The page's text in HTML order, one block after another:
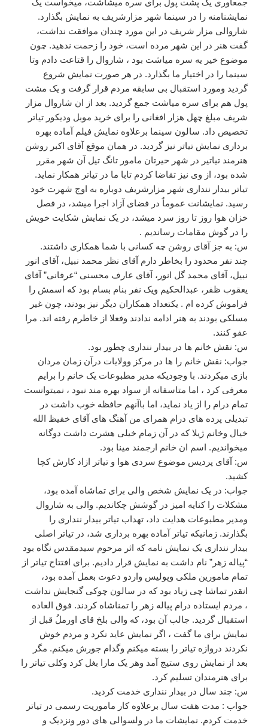
جمعآوری یک پشت پول برای سره میشاشت، میخواست یک
نمایشنامنه را در سینما شهر مزارشریف به نمایش بگذارد.
شاروالی مزار شریف در این مورد چندان موافقت نداشت،
گفت هنر در این شهر مرده است، خود را زحمت ندهید. چون
موضوع خیر یه سره میاشت بود ، شاروال را قتاعت دادم وتا
سینما را در اختیار ما بگذارد. در هر صورت نمایش شروع
گردید ومورد استقبال بی سابقه مردم قرار گرفت و یک مشت
پول هم برای سره میاشت جمع گردید. بعد از ان شاروال مزار
شریف مبلغ چهل هزار افغانی را برای خرید موبل ودیکور تیاتر
تخصیص داد. سالون سینما برعلاوه نمایش فیلم آماده بهره
برداری نمایش تیاتر نیز گردید. در همان موقع آقای اکبر روشن
هنرمند تیاتیر در شهر حیرتان مامور تانگ تیل آن شهر مقرر
شده بود، از وی نیز تقاضا کردم تابا ما در تیاتر همکار نماید.
تیاتر بیدار ننداری شهر مزارشریف دوباره به اوج شهرت خود
رسید. نمایشانت عموماٌ در فضای آزاد اجرا میشد، در فصل
خزان هوا روز تا روز سرد میشد، در یک نمایش شکایت خویش
را در گوش مقامات رساندیم .
س: به جز آقای روشن چه کسانی با شما همکاری داشتند.
چند نفر محدود را بخاطر دارم آقای نظر محمد نبیل، آقای انور
نبیل، آقای محمد گل انور، آقای عارف محسنی “عرفانی” آقای
یعقوب ظفر، عبدالحکیم ویک نفر بنام بسام بود که اسمش را
فراموش کرده ام . یکتعداد همکاران دیگر نیز بودند، چون غیر
مسلکی بودند به هنر ادامه ندادند وفعلا از خاطرم رفته اند. مرا
عفو کنند.
س: نقش خانم ها در بیدار ننداری چطور بود.
جواب: نقش خانم را ها در مرکز وولایات درآن زمان مردان
بازی میکردند. با وجودیکه مدیر مطبوعات یک خانم را برایم
معرفی کرد ، اما متاسفانه از سواد بهره مند نبود ، نمیتوانست
تمام درام را از یاد نماید، اما باآنهم حافظه خوب داشت در
تبدیلی پرده های درام همرای من آهنگ های آقای خفیظ الله
خیال وخانم ژیلا که در آن زمام خیلی هشرت داشت دوگانه
میخواندیم. اسم ان خانم ارجمند مینا بود.
س: آقای پردیس موضوع سردی هوا و تیاتر ازاد کارش کچا
کشید.
جواب: در یک نمایش شخص والی برای تماشاه آمده بود،
مشکلات را کنایه امیز در گوشش چکاندیم. والی به شاروال
ومدیر مطبوعات هدایت داد، تهداب تیاتر بیدار ننداری را
بگذارند. زمانیکه تیاتر آماده بهره برداری شد، در تیاتر اصلی
بیدار ننداری یک نمایش نامه که اثر مرحوم سیدمقدس نگاه بود
“پیاله زهر” نام داشت به نمایش قرار دادیم. برای افتتاح تیاتر از
تمام مامورین ملکی وپولیس واردو دعوت بعمل آمده بود،
انقدر تماشا چی زیاد بود که در سالون چوکی گنجایش نداشت
، مردم ایستاده درام پیاله زهر را تمناشاه کردند. فوق العاده
استقبال گردید. جالب آن بود، که والی بلخ قای اورملُ قبل از
نمایش برای ما گفت ، اگر نمایش عاید نکرد و مردم خوش
نکردند دروازه تیاتر را بسته میکنم وگدام جورش میکنم. مگر
بعد از نمایش روی ستیج آمد وهر یک مارا بغل کرد وکلی تیاتر را
برای هنرمندان تسلیم کرد.
س: چند سال در بیدار ننداری خدمت کردید.
جواب : مدت هفت سال برعلاوه کار ماموریت رسمی در تیاتر
خدمت کردم. نمایشات ما در ولسوالی های دور ونزدیک و